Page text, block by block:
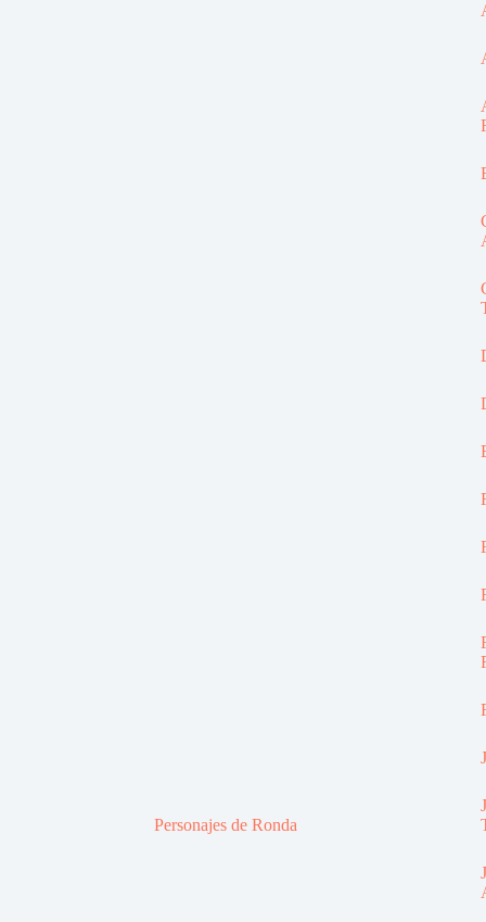
Personajes de Ronda